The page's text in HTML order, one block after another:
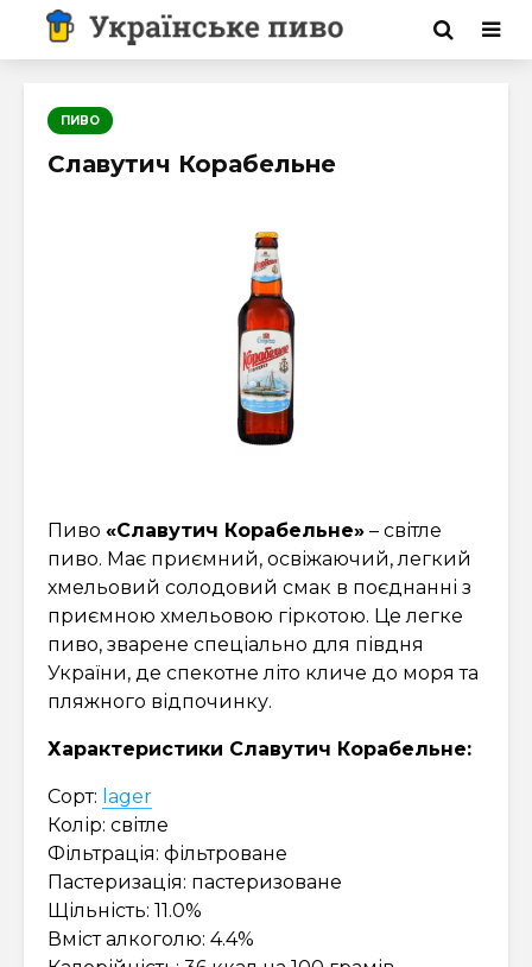
ПИВО
Славутич Корабельне
Пиво «Славутич Корабельне» – світле
пиво. Має приємний, освіжаючий, легкий
хмельовий солодовий смак в поєднанні з
приємною хмельовою гіркотою. Це легке
пиво, зварене спеціально для півдня
України, де спекотне літо кличе до моря та
пляжного відпочинку.
Характеристики Славутич Корабельне:
Сорт: lager
Колір: світле
Фільтрація: фільтроване
Пастеризація: пастеризоване
Щільність: 11.0%
Вміст алкоголю: 4.4%